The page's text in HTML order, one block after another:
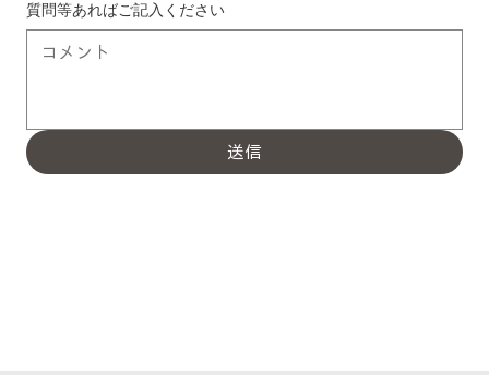
質問等あればご記入ください
送信